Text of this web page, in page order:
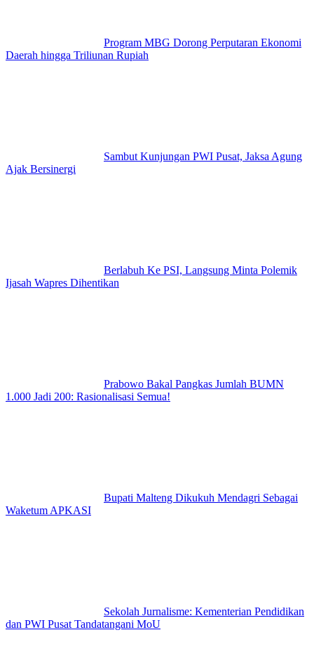
Program MBG Dorong Perputaran Ekonomi
Daerah hingga Triliunan Rupiah
Sambut Kunjungan PWI Pusat, Jaksa Agung
Ajak Bersinergi
Berlabuh Ke PSI, Langsung Minta Polemik
Ijasah Wapres Dihentikan
Prabowo Bakal Pangkas Jumlah BUMN
1.000 Jadi 200: Rasionalisasi Semua!
Bupati Malteng Dikukuh Mendagri Sebagai
Waketum APKASI
Sekolah Jurnalisme: Kementerian Pendidikan
dan PWI Pusat Tandatangani MoU